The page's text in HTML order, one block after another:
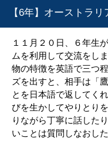
【6年】オーストラ
１１月２０日、６年生
ムを利用して交流をし
物の特徴を英語で三
ズを出すと、相手は「
とを日本語で返してく
びを生かしてやりとり
りながら丁寧に話した
いことは質問しなおし